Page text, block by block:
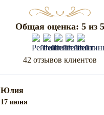
Общая оценка: 5 из 5
42 отзывов клиентов
Юлия
17 июня